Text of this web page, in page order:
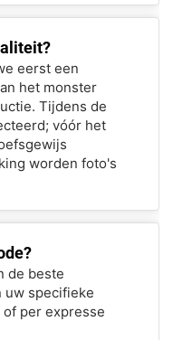
eerst een
het monster
Tijdens de
vóór het
worden foto's
de beste
uw specifieke
per expresse